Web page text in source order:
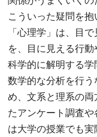
こういった疑問を抱
「心理学」は、目
を、目に見える行
科学的に解明する学
数学的な分析を行
め、文系と理系の両
たアンケート調査
は大学の授業でも実